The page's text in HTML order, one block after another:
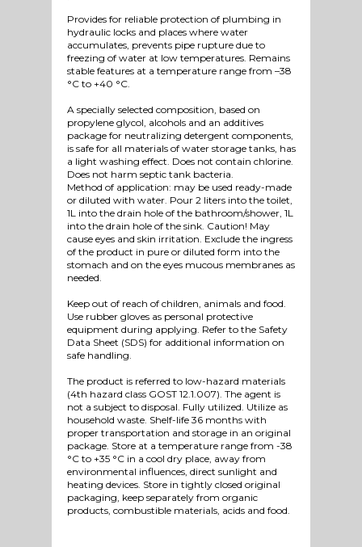
Provides for reliable protection of plumbing in
hydraulic locks and places where water
accumulates, prevents pipe rupture due to
freezing of water at low temperatures. Remains
stable features at a temperature range from –38
°C to +40 °C.
A specially selected composition, based on
propylene glycol, alcohols and an additives
package for neutralizing detergent components,
is safe for all materials of water storage tanks, has
a light washing effect. Does not contain chlorine.
Does not harm septic tank bacteria.
Method of application: may be used ready-made
or diluted with water. Pour 2 liters into the toilet,
1L into the drain hole of the bathroom/shower, 1L
into the drain hole of the sink. Caution! May
cause eyes and skin irritation. Exclude the ingress
of the product in pure or diluted form into the
stomach and on the eyes mucous membranes as
needed.
Keep out of reach of children, animals and food.
Use rubber gloves as personal protective
equipment during applying. Refer to the Safety
Data Sheet (SDS) for additional information on
safe handling.
The product is referred to low-hazard materials
(4th hazard class GOST 12.1.007). The agent is
not a subject to disposal. Fully utilized. Utilize as
household waste. Shelf-life 36 months with
proper transportation and storage in an original
package. Store at a temperature range from -38
°C to +35 °C in a cool dry place, away from
environmental influences, direct sunlight and
heating devices. Store in tightly closed original
packaging, keep separately from organic
products, combustible materials, acids and food.